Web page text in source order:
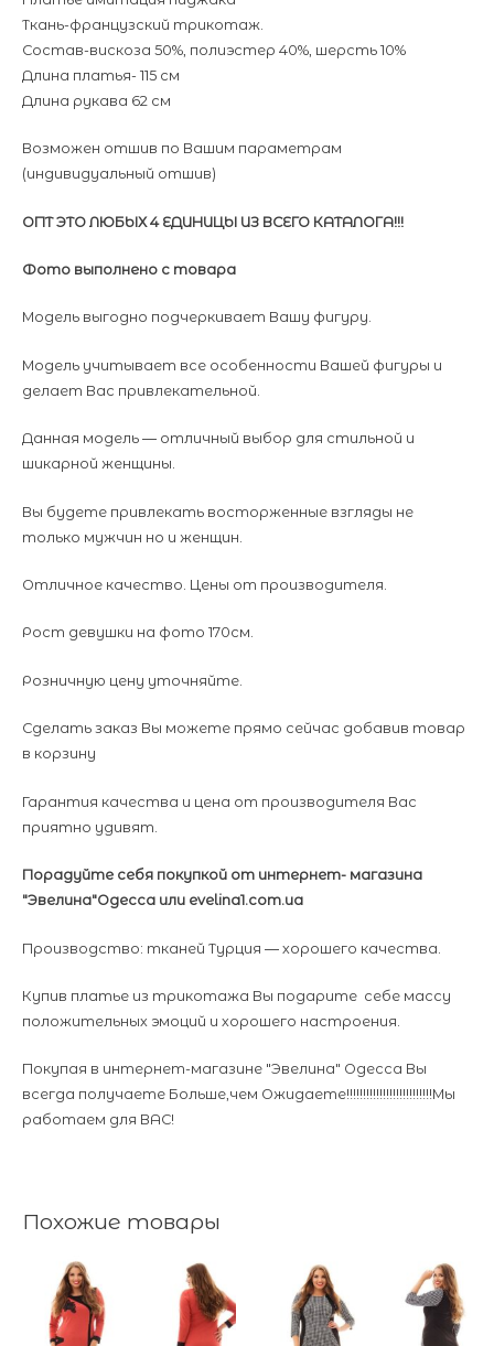
Ткань-французский трикотаж.
Состав-вискоза 50%, полиэстер 40%, шерсть 10%
Длина платья- 115 см
Длина рукава 62 см
Возможен отшив по Вашим параметрам
(индивидуальный отшив)
ОПТ ЭТО ЛЮБЫХ 4 ЕДИНИЦЫ ИЗ ВСЕГО КАТАЛОГА!!!
Фото выполнено с товара
Модель выгодно подчеркивает Вашу фигуру.
Модель учитывает все особенности Вашей фигуры и
делает Вас привлекательной.
Данная модель ― отличный выбор для стильной и
шикарной женщины.
Вы будете привлекать восторженные взгляды не
только мужчин но и женщин.
Отличное качество. Цены от производителя.
Рост девушки на фото 170см.
Розничную цену уточняйте.
Сделать заказ Вы можете прямо сейчас добавив товар
в корзину
Гарантия качества и цена от производителя Вас
приятно удивят.
Порадуйте себя покупкой от интернет- магазина
"Эвелина"Одесса или evelina1.com.ua
Производство: тканей Турция ― хорошего качества.
Купив платье из трикотажа Вы подарите себе массу
положительных эмоций и хорошего настроения.
Покупая в интернет-магазине "Эвелина" Одесса Вы
всегда получаете Больше,чем Ожидаете!!!!!!!!!!!!!!!!!!!!!!!!!!Мы
работаем для ВАС!
Похожие товары